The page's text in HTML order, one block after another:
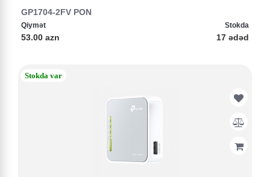
GP1704-2FV PON
Qiymət
53.00 azn
Stokda
17 ədəd
Stokda var